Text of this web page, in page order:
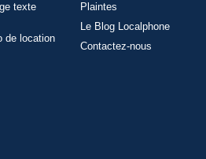
texte
de location
Plaintes
Le Blog Localphone
Contactez-nous